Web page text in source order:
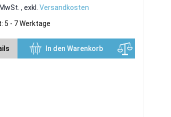
, exkl. Versandkosten
5 - 7 Werktage
In den Warenkorb